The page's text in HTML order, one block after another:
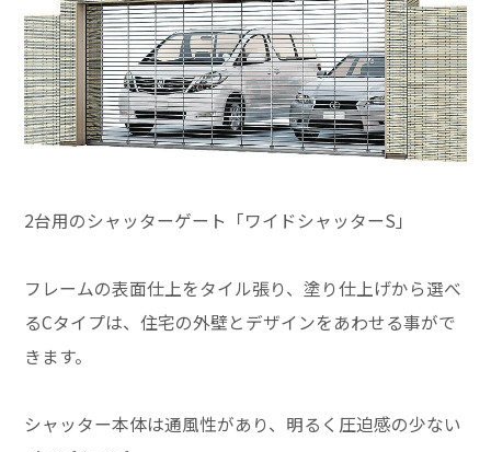
2台用のシャッターゲート「ワイドシャッターS」
フレームの表面仕上をタイル張り、塗り仕上げから選べ
るCタイプは、住宅の外壁とデザインをあわせる事がで
きます。
シャッター本体は通風性があり、明るく圧迫感の少ない